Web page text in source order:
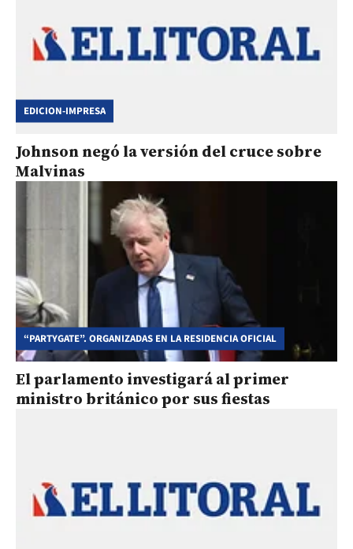
EDICION-IMPRESA
Johnson negó la versión del cruce sobre
Malvinas
“PARTYGATE”. ORGANIZADAS EN LA RESIDENCIA OFICIAL
El parlamento investigará al primer
ministro británico por sus fiestas